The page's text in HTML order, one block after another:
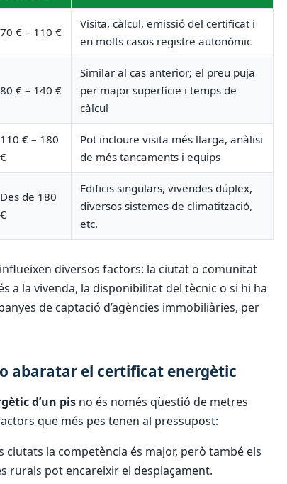
70 € – 110 €
Visita, càlcul, emissió del certificat i
en molts casos registre autonòmic
80 € – 140 €
Similar al cas anterior; el preu puja
per major superfície i temps de
càlcul
110 € – 180
€
Pot incloure visita més llarga, anàlisi
de més tancaments i equips
Des de 180
€
Edificis singulars, vivendes dúplex,
diversos sistemes de climatització,
etc.
diversos factors: la ciutat o comunitat
a la vivenda, la disponibilitat del tècnic o si hi ha
de captació d’agències immobiliàries, per
abaratar el certificat energètic
d’un pis no és només qüestió de metres
que més pes tenen al pressupost:
ciutats la competència és major, però també els
rurals pot encareixir el desplaçament.